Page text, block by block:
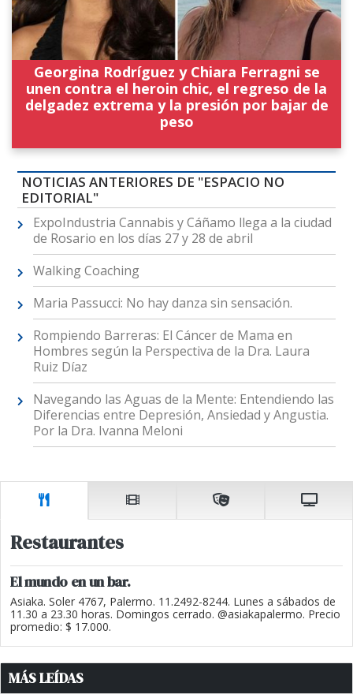
Georgina Rodríguez y Chiara Ferragni se
unen contra el heroin chic, el regreso de la
delgadez extrema y la presión por bajar de
peso
NOTICIAS ANTERIORES DE "ESPACIO NO
EDITORIAL"
ExpoIndustria Cannabis y Cáñamo llega a la ciudad
de Rosario en los días 27 y 28 de abril
Walking Coaching
Maria Passucci: No hay danza sin sensación.
Rompiendo Barreras: El Cáncer de Mama en
Hombres según la Perspectiva de la Dra. Laura
Ruiz Díaz
Navegando las Aguas de la Mente: Entendiendo las
Diferencias entre Depresión, Ansiedad y Angustia.
Por la Dra. Ivanna Meloni
Restaurantes
El mundo en un bar.
Asiaka. Soler 4767, Palermo. 11.2492-8244. Lunes a sábados de
11.30 a 23.30 horas. Domingos cerrado. @asiakapalermo. Precio
promedio: $ 17.000.
MÁS LEÍDAS